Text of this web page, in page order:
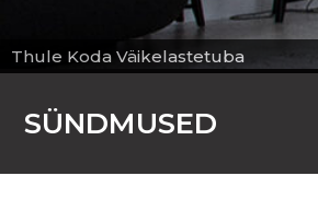
Thule Koda Väikelastetuba
SÜNDMUSED